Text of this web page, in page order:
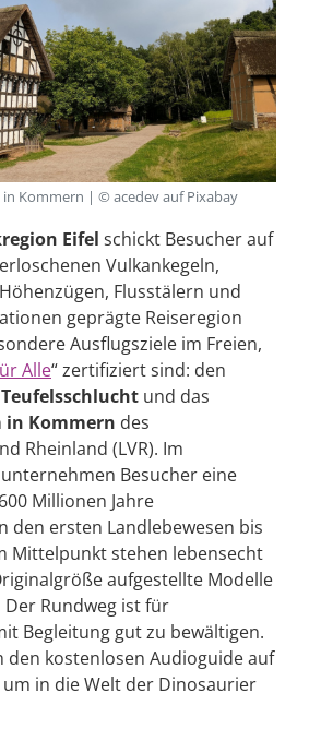
Kommern | © acedev auf Pixabay
Eifel schickt Besucher auf
Vulkankegeln,
Flusstälern und
geprägte Reiseregion
Ausflugsziele im Freien,
Alle“ zertifiziert sind: den
und das
in Kommern des
Rheinland (LVR). Im
unternehmen Besucher eine
Millionen Jahre
den ersten Landlebewesen bis
Mittelpunkt stehen lebensecht
aufgestellte Modelle
Rundweg ist für
Begleitung gut zu bewältigen.
den kostenlosen Audioguide auf
in die Welt der Dinosaurier